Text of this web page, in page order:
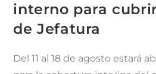
interno para
de Jefatura
Del 11 al 18 de agosto estará